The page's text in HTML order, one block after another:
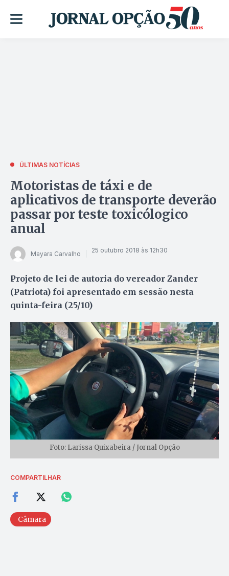
ÚLTIMAS NOTÍCIAS
Motoristas de táxi e de
aplicativos de transporte deverão
passar por teste toxicólogico
anual
Mayara Carvalho 25 outubro 2018 às 12h30
Projeto de lei de autoria do vereador Zander
(Patriota) foi apresentado em sessão nesta
quinta-feira (25/10)
Foto: Larissa Quixabeira / Jornal Opção
COMPARTILHAR
Câmara